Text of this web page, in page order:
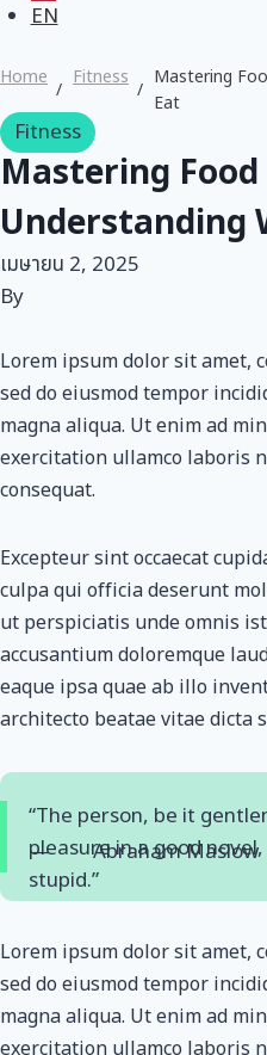
EN
Home Fitness
Mastering
Eat
Fitness
Mastering
Understanding
เมษายน 2, 2025
By
Lorem ipsum dolor sit amet,
sed do eiusmod tempor
magna aliqua. Ut enim ad
exercitation ullamco laboris
consequat.
Excepteur sint occaecat
culpa qui officia deserunt
ut perspiciatis unde omnis
accusantium doloremque
eaque ipsa quae ab illo
architecto beatae vitae dicta
“The person, be it
pleasure in a good
stupid.”
— Abraham Maslow
Lorem ipsum dolor sit amet,
sed do eiusmod tempor
magna aliqua. Ut enim ad
exercitation ullamco laboris